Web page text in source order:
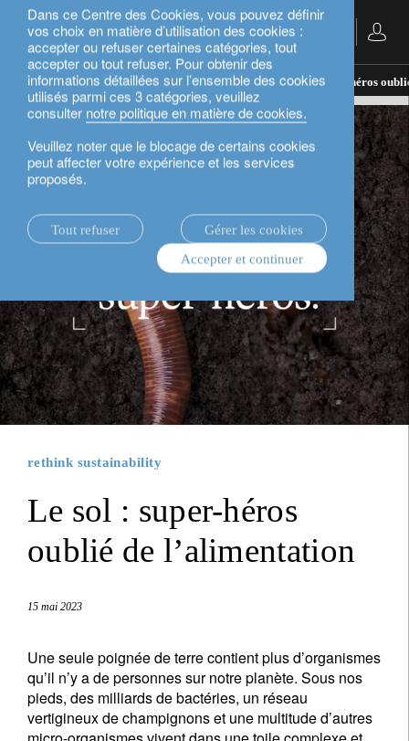
Dans ce Centre des Cookies, vous pouvez définir
vos choix en matière d’utilisation des cookies :
accepter ou refuser certaines catégories, tout
accepter ou tout refuser. Pour obtenir des
informations détaillées sur l’ensemble des cookies
utilisés parmi ces 3 catégories, veuillez
consulter notre politique en matière de cookies.
Veuillez noter que le blocage de certains cookies
peut affecter votre expérience et les services
proposés.
Tout refuser
Gérer les cookies
Accepter et continuer
Français
actualités. rethink sustainability Le sol : super-héros
rethink sustainability
Le sol : super-héros
oublié de l’alimentation
15 mai 2023
Une seule poignée de terre contient plus d’organismes
qu’il n’y a de personnes sur notre planète. Sous nos
pieds, des milliards de bactéries, un réseau
vertigineux de champignons et une multitude d’autres